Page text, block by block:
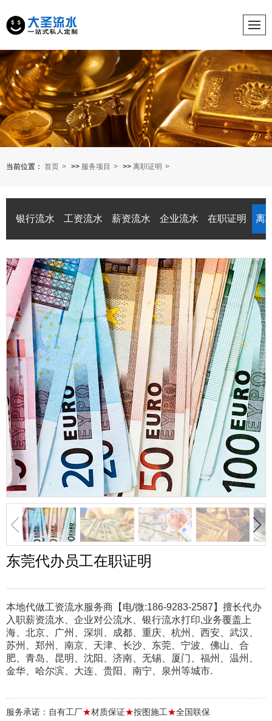
当前位置： 首页 >> 服务项目 >> 离职证明
银行流水 工资流水 薪资流水 企业流水 在职证明 离
东莞代办员工在职证明
本地代做工资流水服务商【电/微:186-9283-2587】擅长代办
入职薪资流水、企业对公流水、银行流水打印,业务覆盖上
海、北京、广州、深圳、成都、重庆、杭州、西安、武汉、
苏州、郑州、南京、天津、长沙、东莞、宁波、佛山、合
肥、青岛、昆明、沈阳、济南、无锡、厦门、福州、温州、
金华、哈尔滨、大连、贵阳、南宁、泉州等城市.
服务承诺：自有工厂★材质保证★按图施工★全国联保